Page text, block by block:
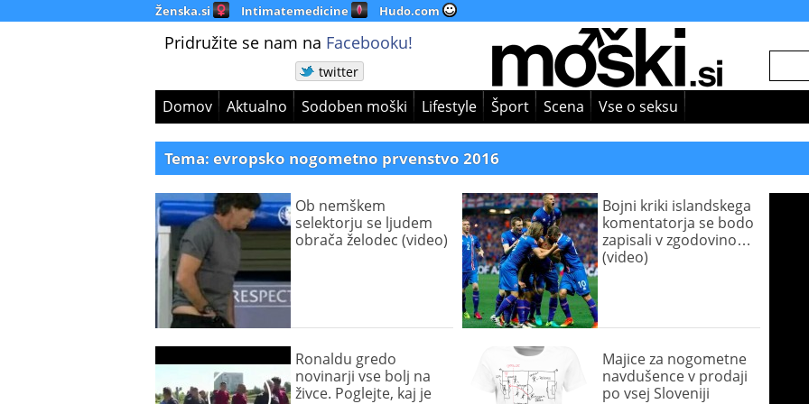
Ženska.si Intimatemedicine Hudo.com
Pridružite se nam na Facebooku!
twitter
Domov Aktualno Sodoben moški Lifestyle Šport Scena Vse o seksu
Tema: evropsko nogometno prvenstvo 2016
Ob nemškem
selektorju se ljudem
obrača želodec (video)
Bojni kriki islandskega
komentatorja se bodo
zapisali v zgodovino…
(video)
Ronaldu gredo
novinarji vse bolj na
živce. Poglejte, kaj je
Majice za nogometne
navdušence v prodaji
po vsej Sloveniji